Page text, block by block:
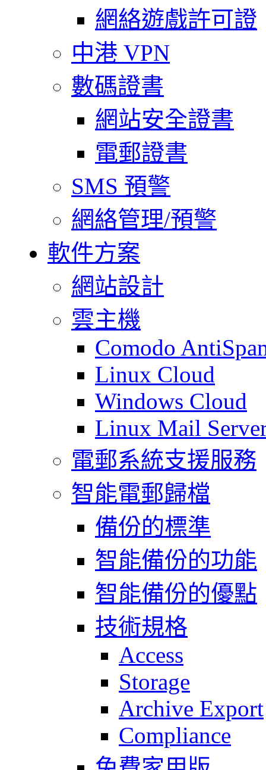
網絡遊戲許可證
中港 VPN
數碼證書
網站安全證書
電郵證書
SMS 預警
網絡管理/預警
軟件方案
網站設計
雲主機
Comodo
Linux Cloud
Windows Cloud
Linux Mail
電郵系統支援服務
智能電郵歸檔
備份的標準
智能備份的功能
智能備份的優點
技術規格
Access
Storage
Archive Export
Compliance